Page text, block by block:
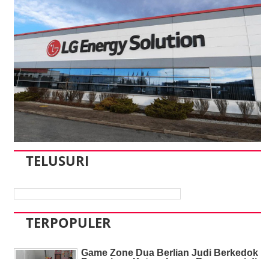
TELUSURI
TERPOPULER
Game Zone Dua Berlian Judi Berkedok